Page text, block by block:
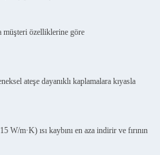
müşteri özelliklerine göre
ateşe dayanıklı kaplamalara kıyasla
m·K) ısı kaybını en aza indirir ve fırının